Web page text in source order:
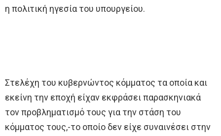
η πολιτική ηγεσία του υπουργείου.
Στελέχη του κυβερνώντος κόμματος τα οποία και
εκείνη την εποχή είχαν εκφράσει παρασκηνιακά
τον προβληματισμό τους για την στάση του
κόμματος τους,-το οποίο δεν είχε συναινέσει στην